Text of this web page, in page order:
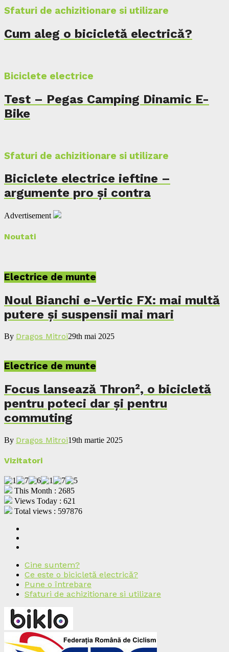
Sfaturi de achizitionare si utilizare
Cum aleg o bicicletă electrică?
Biciclete electrice
Test – Pegas Camping Dinamic E-
Bike
Sfaturi de achizitionare si utilizare
Biciclete electrice ieftine –
argumente pro și contra
Advertisement
Noutati
Electrice de munte
Noul Bianchi e-Vertic FX: mai multă
putere și suspensii mai mari
By Dragos Mitroi29th mai 2025
Electrice de munte
Focus lansează Thron², o bicicletă
pentru poteci dar și pentru
commuting
By Dragos Mitroi19th martie 2025
Vizitatori
This Month : 2685
Views Today : 621
Total views : 597876
Cine suntem?
Ce este o bicicletă electrică?
Pune o întrebare
Sfaturi de achizitionare si utilizare